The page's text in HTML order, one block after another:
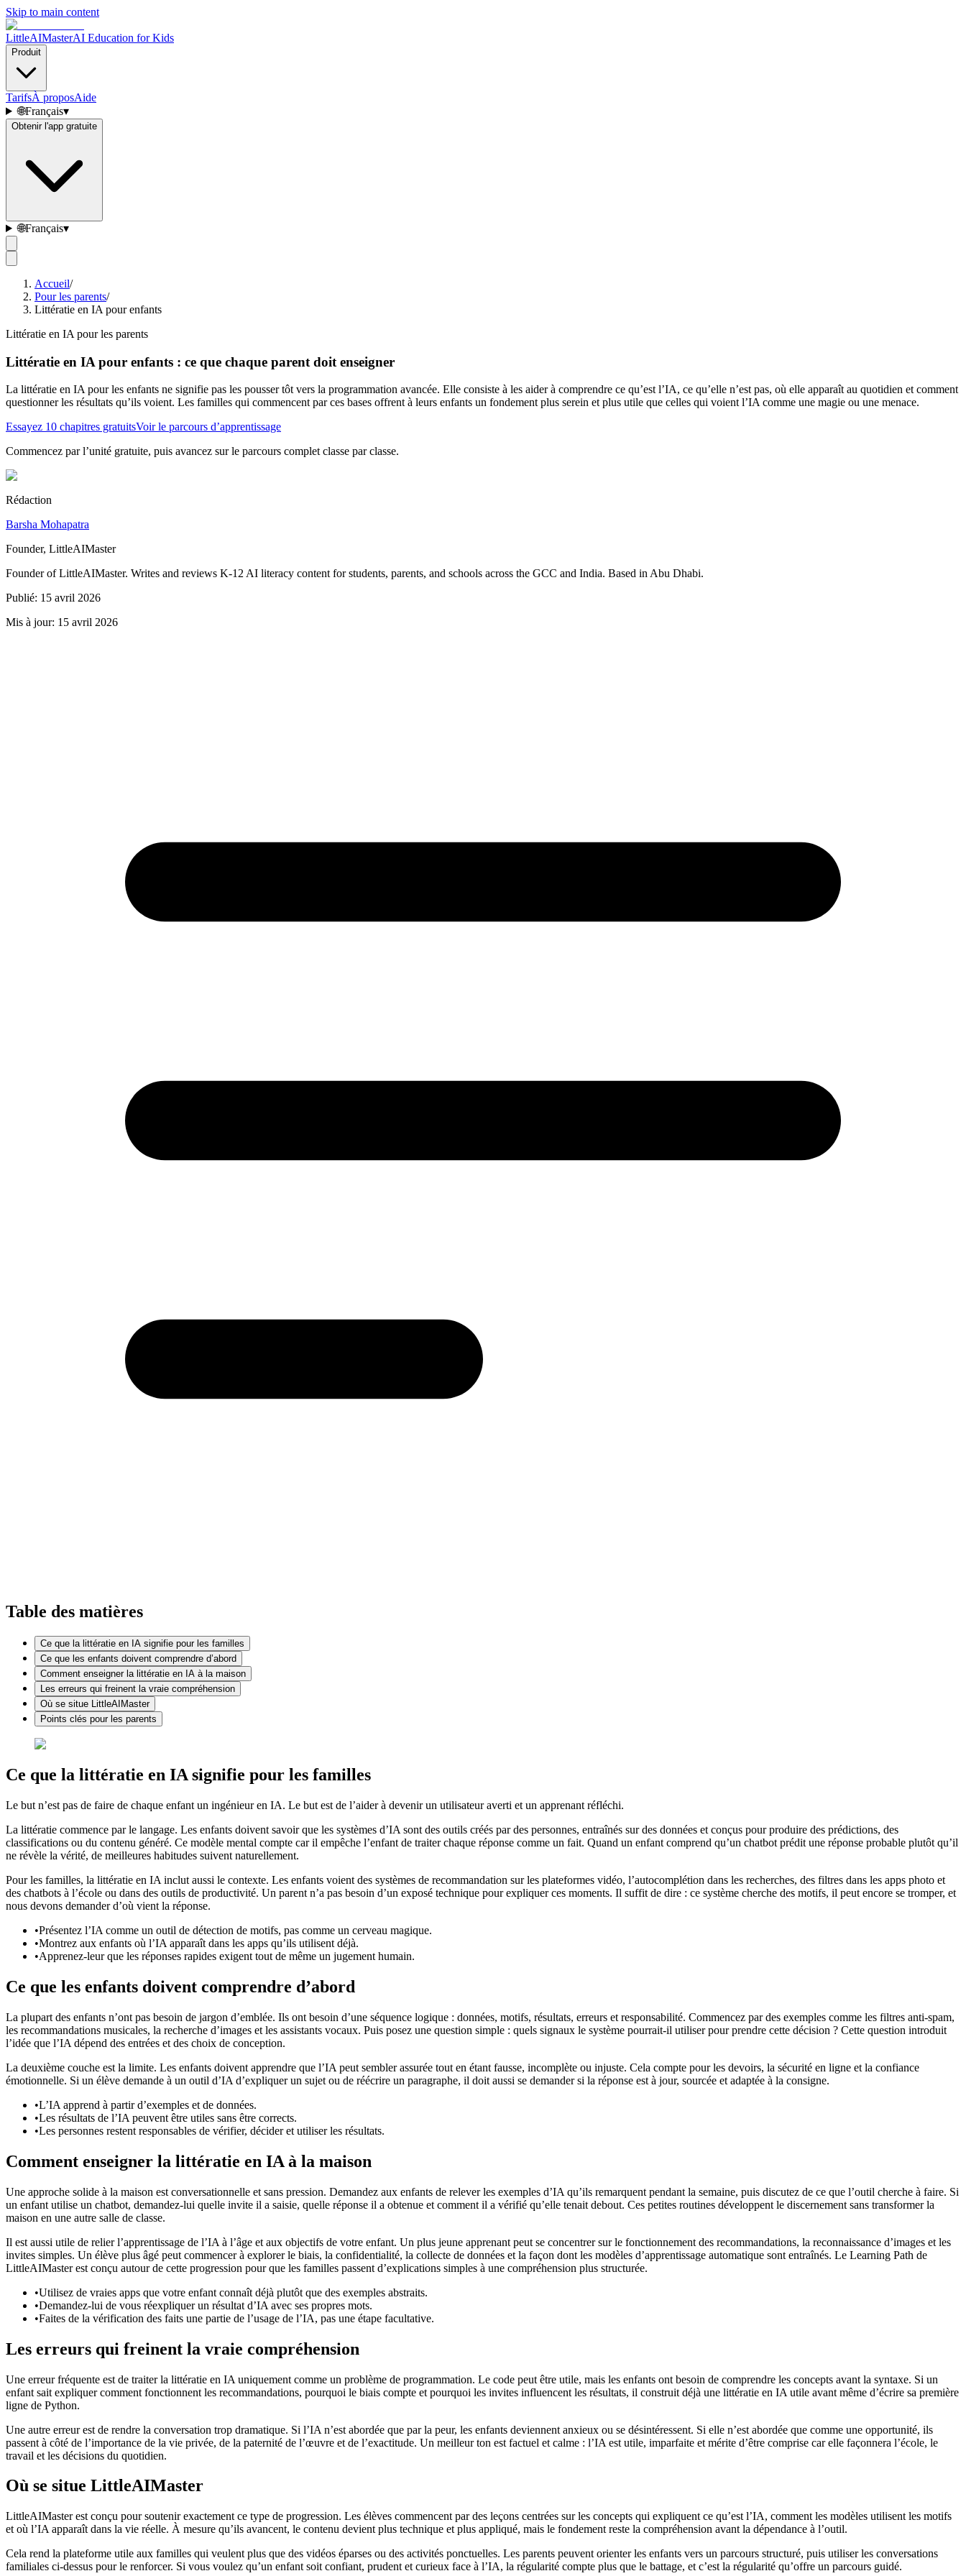
Skip to main content
LittleAIMasterAI Education for Kids
Produit
TarifsÀ proposAide
🌐Français▾
Obtenir l'app gratuite
🌐Français▾
Accueil/
Pour les parents/
Littératie en IA pour enfants
Littératie en IA pour les parents
Littératie en IA pour enfants : ce que chaque parent doit enseigner
La littératie en IA pour les enfants ne signifie pas les pousser tôt vers la programmation avancée. Elle consiste à les aider à comprendre ce qu’est l’IA, ce qu’elle n’est pas, où elle apparaît au quotidien et comment
questionner les résultats qu’ils voient. Les familles qui commencent par ces bases offrent à leurs enfants un fondement plus serein et plus utile que celles qui voient l’IA comme une magie ou une menace.
Essayez 10 chapitres gratuitsVoir le parcours d’apprentissage
Commencez par l’unité gratuite, puis avancez sur le parcours complet classe par classe.
Rédaction
Barsha Mohapatra
Founder, LittleAIMaster
Founder of LittleAIMaster. Writes and reviews K-12 AI literacy content for students, parents, and schools across the GCC and India. Based in Abu Dhabi.
Publié: 15 avril 2026
Mis à jour: 15 avril 2026
Table des matières
Ce que la littératie en IA signifie pour les familles
Ce que les enfants doivent comprendre d’abord
Comment enseigner la littératie en IA à la maison
Les erreurs qui freinent la vraie compréhension
Où se situe LittleAIMaster
Points clés pour les parents
Ce que la littératie en IA signifie pour les familles
Le but n’est pas de faire de chaque enfant un ingénieur en IA. Le but est de l’aider à devenir un utilisateur averti et un apprenant réfléchi.
La littératie commence par le langage. Les enfants doivent savoir que les systèmes d’IA sont des outils créés par des personnes, entraînés sur des données et conçus pour produire des prédictions, des
classifications ou du contenu généré. Ce modèle mental compte car il empêche l’enfant de traiter chaque réponse comme un fait. Quand un enfant comprend qu’un chatbot prédit une réponse probable plutôt qu’il
ne révèle la vérité, de meilleures habitudes suivent naturellement.
Pour les familles, la littératie en IA inclut aussi le contexte. Les enfants voient des systèmes de recommandation sur les plateformes vidéo, l’autocomplétion dans les recherches, des filtres dans les apps photo et
des chatbots à l’école ou dans des outils de productivité. Un parent n’a pas besoin d’un exposé technique pour expliquer ces moments. Il suffit de dire : ce système cherche des motifs, il peut encore se tromper, et
nous devons demander d’où vient la réponse.
•Présentez l’IA comme un outil de détection de motifs, pas comme un cerveau magique.
•Montrez aux enfants où l’IA apparaît dans les apps qu’ils utilisent déjà.
•Apprenez-leur que les réponses rapides exigent tout de même un jugement humain.
Ce que les enfants doivent comprendre d’abord
La plupart des enfants n’ont pas besoin de jargon d’emblée. Ils ont besoin d’une séquence logique : données, motifs, résultats, erreurs et responsabilité. Commencez par des exemples comme les filtres anti-spam,
les recommandations musicales, la recherche d’images et les assistants vocaux. Puis posez une question simple : quels signaux le système pourrait-il utiliser pour prendre cette décision ? Cette question introduit
l’idée que l’IA dépend des entrées et des choix de conception.
La deuxième couche est la limite. Les enfants doivent apprendre que l’IA peut sembler assurée tout en étant fausse, incomplète ou injuste. Cela compte pour les devoirs, la sécurité en ligne et la confiance
émotionnelle. Si un élève demande à un outil d’IA d’expliquer un sujet ou de réécrire un paragraphe, il doit aussi se demander si la réponse est à jour, sourcée et adaptée à la consigne.
•L’IA apprend à partir d’exemples et de données.
•Les résultats de l’IA peuvent être utiles sans être corrects.
•Les personnes restent responsables de vérifier, décider et utiliser les résultats.
Comment enseigner la littératie en IA à la maison
Une approche solide à la maison est conversationnelle et sans pression. Demandez aux enfants de relever les exemples d’IA qu’ils remarquent pendant la semaine, puis discutez de ce que l’outil cherche à faire. Si
un enfant utilise un chatbot, demandez-lui quelle invite il a saisie, quelle réponse il a obtenue et comment il a vérifié qu’elle tenait debout. Ces petites routines développent le discernement sans transformer la
maison en une autre salle de classe.
Il est aussi utile de relier l’apprentissage de l’IA à l’âge et aux objectifs de votre enfant. Un plus jeune apprenant peut se concentrer sur le fonctionnement des recommandations, la reconnaissance d’images et les
invites simples. Un élève plus âgé peut commencer à explorer le biais, la confidentialité, la collecte de données et la façon dont les modèles d’apprentissage automatique sont entraînés. Le Learning Path de
LittleAIMaster est conçu autour de cette progression pour que les familles passent d’explications simples à une compréhension plus structurée.
•Utilisez de vraies apps que votre enfant connaît déjà plutôt que des exemples abstraits.
•Demandez-lui de vous réexpliquer un résultat d’IA avec ses propres mots.
•Faites de la vérification des faits une partie de l’usage de l’IA, pas une étape facultative.
Les erreurs qui freinent la vraie compréhension
Une erreur fréquente est de traiter la littératie en IA uniquement comme un problème de programmation. Le code peut être utile, mais les enfants ont besoin de comprendre les concepts avant la syntaxe. Si un
enfant sait expliquer comment fonctionnent les recommandations, pourquoi le biais compte et pourquoi les invites influencent les résultats, il construit déjà une littératie en IA utile avant même d’écrire sa première
ligne de Python.
Une autre erreur est de rendre la conversation trop dramatique. Si l’IA n’est abordée que par la peur, les enfants deviennent anxieux ou se désintéressent. Si elle n’est abordée que comme une opportunité, ils
passent à côté de l’importance de la vie privée, de la paternité de l’œuvre et de l’exactitude. Un meilleur ton est factuel et calme : l’IA est utile, imparfaite et mérite d’être comprise car elle façonnera l’école, le
travail et les décisions du quotidien.
Où se situe LittleAIMaster
LittleAIMaster est conçu pour soutenir exactement ce type de progression. Les élèves commencent par des leçons centrées sur les concepts qui expliquent ce qu’est l’IA, comment les modèles utilisent les motifs
et où l’IA apparaît dans la vie réelle. À mesure qu’ils avancent, le contenu devient plus technique et plus appliqué, mais le fondement reste la compréhension avant la dépendance à l’outil.
Cela rend la plateforme utile aux familles qui veulent plus que des vidéos éparses ou des activités ponctuelles. Les parents peuvent orienter les enfants vers un parcours structuré, puis utiliser les conversations
familiales ci-dessus pour le renforcer. Si vous voulez qu’un enfant soit confiant, prudent et curieux face à l’IA, la régularité compte plus que le battage, et c’est la régularité qu’offre un parcours guidé.